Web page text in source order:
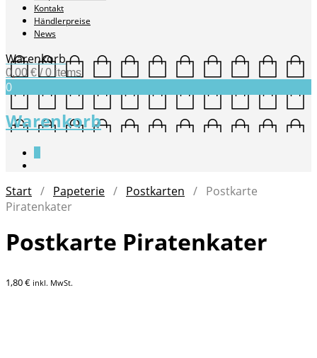
Kontakt
Händlerpreise
News
Warenkorb
0,00 € / 0 items
0
Warenkorb
Start / Papeterie / Postkarten / Postkarte
Piratenkater
Postkarte Piratenkater
1,80€ inkl. MwSt.